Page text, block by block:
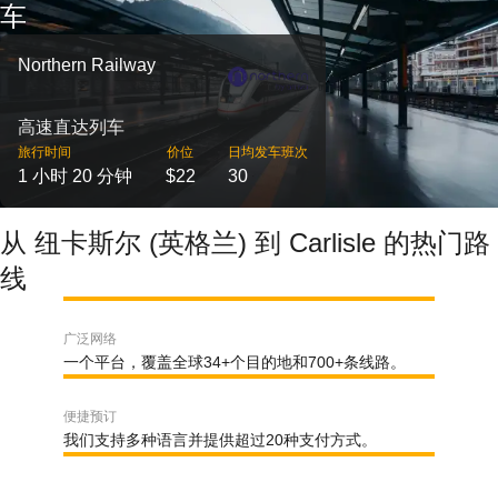
车
Northern Railway
高速直达列车
旅行时间
1 小时 20 分钟
价位
$22
日均发车班次
30
从 纽卡斯尔 (英格兰) 到 Carlisle 的热门路
线
广泛网络
一个平台，覆盖全球34+个目的地和700+条线路。
便捷预订
我们支持多种语言并提供超过20种支付方式。